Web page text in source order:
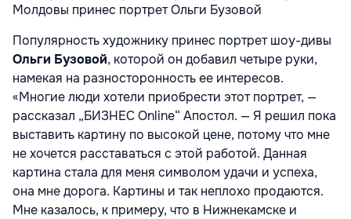
Популярность художнику принес портрет шоу-дивы
Ольги Бузовой, которой он добавил четыре руки,
намекая на разносторонность ее интересов.
«Многие люди хотели приобрести этот портрет, —
рассказал „БИЗНЕС Online“ Апостол. — Я решил пока
выставить картину по высокой цене, потому что мне
не хочется расставаться с этой работой. Данная
картина стала для меня символом удачи и успеха,
она мне дорога. Картины и так неплохо продаются.
Мне казалось, к примеру, что в Нижнекамске и